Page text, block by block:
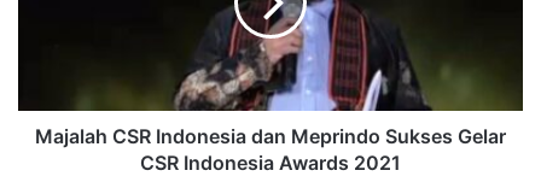
Majalah CSR Indonesia dan Meprindo Sukses Gelar
CSR Indonesia Awards 2021